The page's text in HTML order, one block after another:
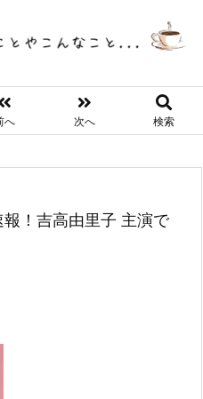
へ 次へ 検索
！吉高由里子 主演で